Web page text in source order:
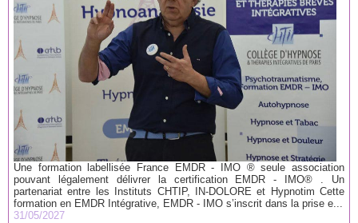
Une formation labellisée France EMDR - IMO ® seule association
pouvant légalement délivrer la certification EMDR - IMO® . Un
partenariat entre les Instituts CHTIP, IN-DOLORE et Hypnotim Cette
formation en EMDR Intégrative, EMDR - IMO s’inscrit dans la prise e...
31/05/2027